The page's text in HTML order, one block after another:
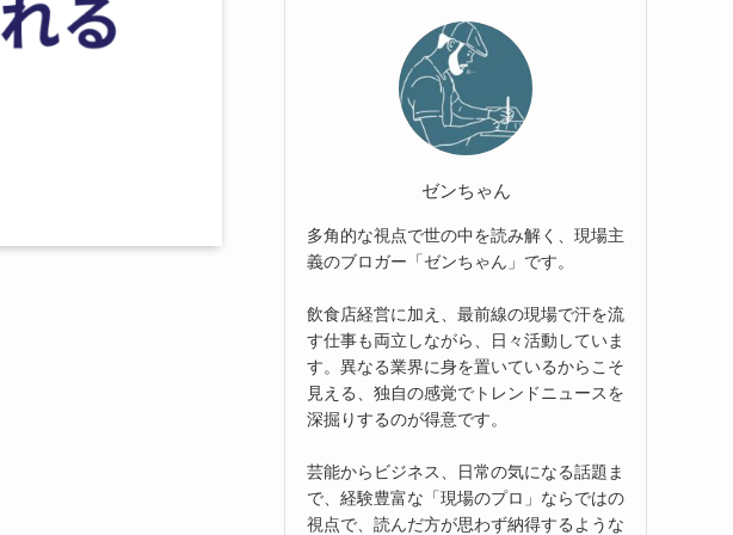
ゼンちゃん
多角的な視点で世の中を読み解く、現場主
義のブロガー「ゼンちゃん」です。
飲食店経営に加え、最前線の現場で汗を流
す仕事も両立しながら、日々活動していま
す。異なる業界に身を置いているからこそ
見える、独自の感覚でトレンドニュースを
深掘りするのが得意です。
芸能からビジネス、日常の気になる話題ま
で、経験豊富な「現場のプロ」ならではの
視点で、読んだ方が思わず納得するような